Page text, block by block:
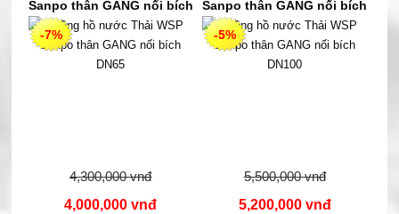
Sanpo thân GANG nối bích
DN65
-7%
4,300,000 vnđ
4,000,000 vnđ
Sanpo thân GANG nối bích
DN100
-5%
5,500,000 vnđ
5,200,000 vnđ